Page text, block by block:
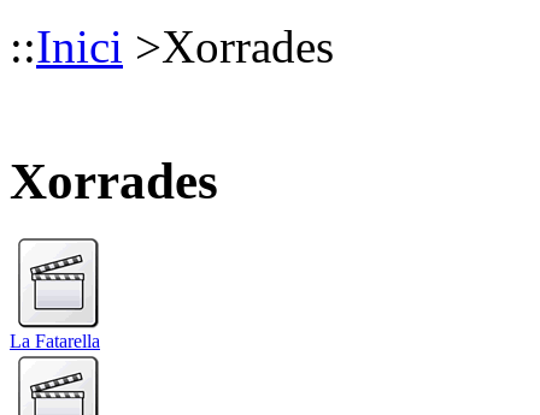
::Inici >Xorrades
Xorrades
La Fatarella